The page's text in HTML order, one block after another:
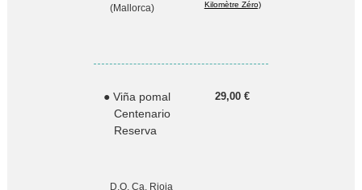
(Mallorca)
Kilomètre Zéro)
● Viña pomal
Centenario
Reserva
D.O. Ca. Rioja
29,00 €